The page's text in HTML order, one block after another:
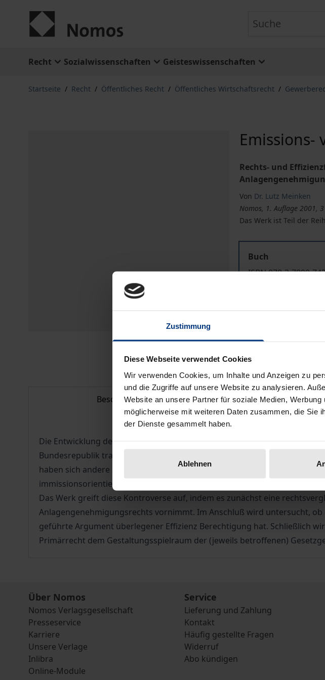
Zustimmung
Diese Webseite verwendet Cookies
Wir verwenden Cookies, um Inhalte und Anzeigen zu
und die Zugriffe auf unsere Website zu analysieren.
Website an unsere Partner für soziale Medien,
möglicherweise mit weiteren Daten zusammen, die Sie
der Dienste gesammelt haben.
Ablehnen
Recht Sozialwissenschaften Geisteswissenschaften
Startseite / Recht / Öffentliches Recht / Öffentliches Wirtschaftsrecht /
Emissions-
Rechts- und
Von Dr. Lutz Meinken
Nomos, 1. Auflage 2001,
Das Werk ist Teil der
Buch
ISBN 978-3-7890-
In den
Beschreibung
Die Entwicklung des europäischen Anlagengenehmigungsrechts ist
Bundesrepublik traditionell ein eher emissionsorientiertes, d.h. am
haben sich andere Staaten – allen voran Großbritannien – gegen
immissionsorientiertes Modell zu etablieren.
Das Werk greift diese Kontroverse auf, indem es zunächst eine
Anlagengenehmigungsrechts vornimmt. Im Anschluß wird untersucht,
geführte Argument überlegener Effizienz Berechtigung hat. Schließlich
Primärrecht dem Gestaltungsspielraum der (jeweils betroffenen)
Über Nomos
Nomos Verlagsgesellschaft
Presseservice
Karriere
Unsere Verlage
Inlibra
Online-Module
Service
Lieferung und Zahlung
Kontakt
Häufig gestellte Fragen
Widerruf
Abo kündigen